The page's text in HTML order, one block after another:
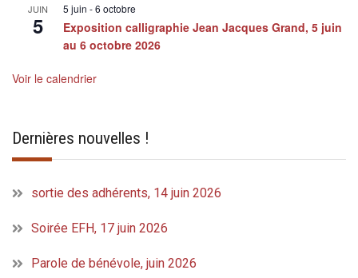
JUIN
5
5 juin -6 octobre
Exposition calligraphie Jean Jacques Grand, 5 juin
au 6 octobre 2026
Voir le calendrier
Dernières nouvelles !
sortie des adhérents, 14 juin 2026
Soirée EFH, 17 juin 2026
Parole de bénévole, juin 2026